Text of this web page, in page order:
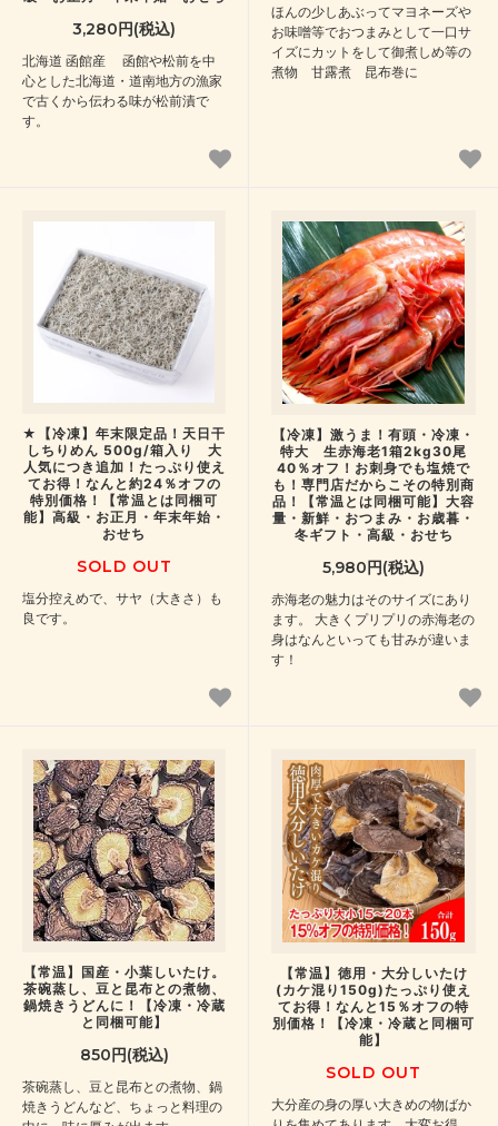
3,280円(税込)
北海道 函館産 函館や松前を中
心とした北海道・道南地方の漁家
で古くから伝わる味が松前漬で
す。
ほんの少しあぶってマヨネーズや
お味噌等でおつまみとして一口サ
イズにカットをして御煮しめ等の
煮物 甘露煮 昆布巻に
★【冷凍】年末限定品！天日干
しちりめん 500g/箱入り 大
人気につき追加！たっぷり使え
てお得！なんと約24％オフの
特別価格！【常温とは同梱可
能】高級・お正月・年末年始・
おせち
SOLD OUT
塩分控えめで、サヤ（大きさ）も
良です。
【冷凍】激うま！有頭・冷凍・
特大 生赤海老1箱2kg30尾
40％オフ！お刺身でも塩焼で
も！専門店だからこその特別商
品！【常温とは同梱可能】大容
量・新鮮・おつまみ・お歳暮・
冬ギフト・高級・おせち
5,980円(税込)
赤海老の魅力はそのサイズにあり
ます。 大きくプリプリの赤海老の
身はなんといっても甘みが違いま
す！
【常温】国産・小葉しいたけ。
茶碗蒸し、豆と昆布との煮物、
鍋焼きうどんに！【冷凍・冷蔵
と同梱可能】
850円(税込)
茶碗蒸し、豆と昆布との煮物、鍋
焼きうどんなど、ちょっと料理の
【常温】徳用・大分しいたけ
(カケ混り150g)たっぷり使え
てお得！なんと15％オフの特
別価格！【冷凍・冷蔵と同梱可
能】
SOLD OUT
大分産の身の厚い大きめの物ばか